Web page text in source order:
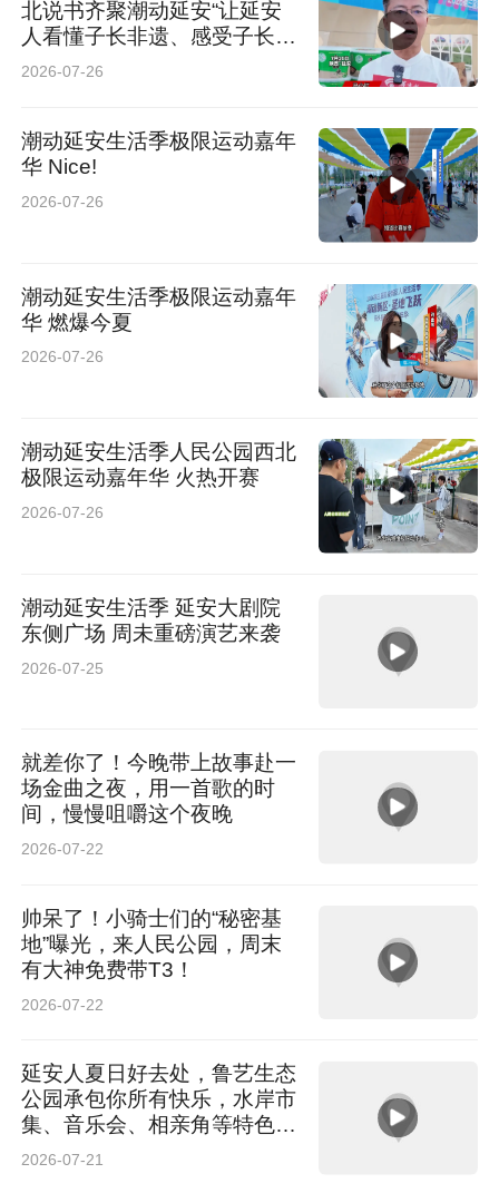
北说书齐聚潮动延安“让延安
人看懂子长非遗、感受子长风
情"
2026-07-26
潮动延安生活季极限运动嘉年
华 Nice!
2026-07-26
潮动延安生活季极限运动嘉年
华 燃爆今夏
2026-07-26
潮动延安生活季人民公园西北
极限运动嘉年华 火热开赛
2026-07-26
潮动延安生活季 延安大剧院
东侧广场 周未重磅演艺来袭
2026-07-25
就差你了！今晚带上故事赴一
场金曲之夜，用一首歌的时
间，慢慢咀嚼这个夜晚
2026-07-22
帅呆了！小骑士们的“秘密基
地”曝光，来人民公园，周末
有大神免费带T3！
2026-07-22
延安人夏日好去处，鲁艺生态
公园承包你所有快乐，水岸市
集、音乐会、相亲角等特色活
动
2026-07-21